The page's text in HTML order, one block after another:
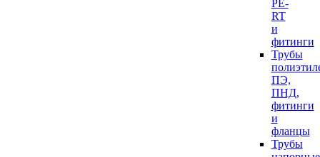
PE-
RT
и
фитинги
Трубы
ПЭ,
ПНД,
фитинги
и
фланцы
Трубы